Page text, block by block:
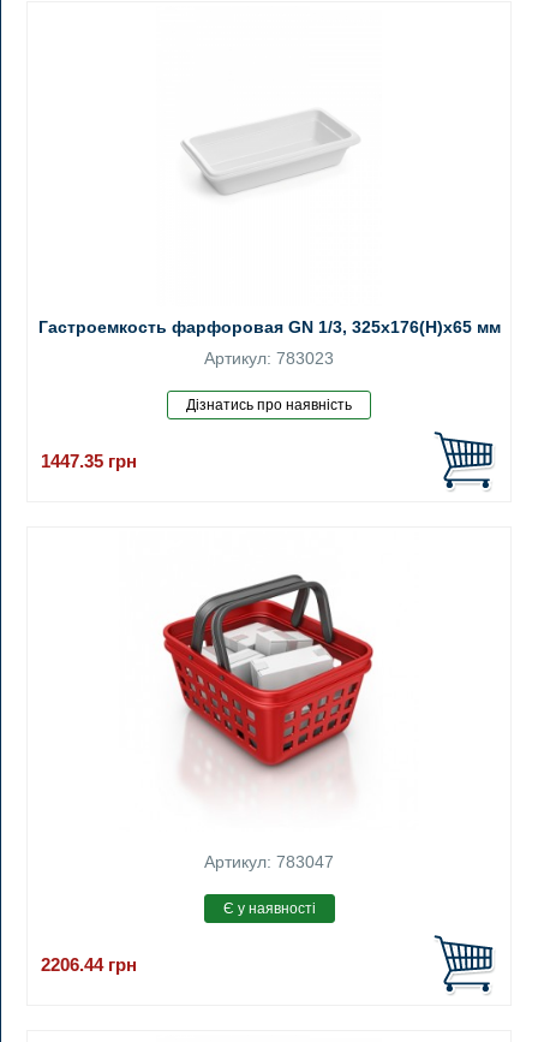
Гастроемкость фарфоровая GN 1/3, 325x176(H)х65 мм
Артикул: 783023
1447.35 грн
Артикул: 783047
2206.44 грн